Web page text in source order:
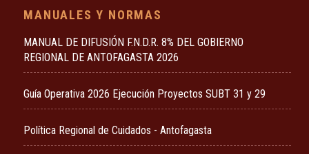
MANUALES Y NORMAS
MANUAL DE DIFUSIÓN F.N.D.R. 8% DEL GOBIERNO
REGIONAL DE ANTOFAGASTA 2026
Guía Operativa 2026 Ejecución Proyectos SUBT 31 y 29
Política Regional de Cuidados - Antofagasta